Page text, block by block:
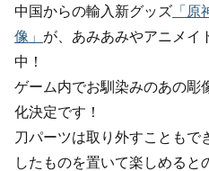
中国からの輸入新グッズ 「
像」 が、あみあみやアニメイ
中！
ゲーム内でお馴染みのあの彫
化決定です！
刀パーツは取り外すこともで
したものを置いて楽しめると